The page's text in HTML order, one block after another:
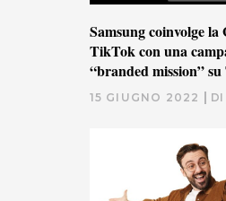
Samsung coinvolge la
TikTok con una
“branded mission”
15 GIUGNO 2022 DI